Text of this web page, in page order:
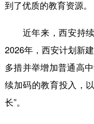
到了优质的教育资源。
近年来，西安持续
2026年，西安计划新
多措并举增加普通高
续加码的教育投入，
长”。